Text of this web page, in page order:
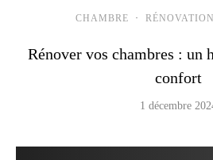
CHAMBRE ·
Rénover vos chambres : un
confort
1 décembre